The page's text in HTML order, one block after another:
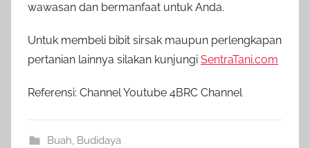
wawasan dan bermanfaat untuk Anda.
Untuk membeli bibit sirsak maupun perlengkapan
pertanian lainnya silakan kunjungi SentraTani.com
Referensi: Channel Youtube 4BRC Channel
Buah, Budidaya